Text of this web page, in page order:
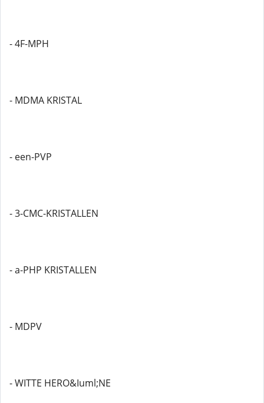
- 4F-MPH
- MDMA KRISTAL
- een-PVP
- 3-CMC-KRISTALLEN
- a-PHP KRISTALLEN
- MDPV
- WITTE HERO&Iuml;NE